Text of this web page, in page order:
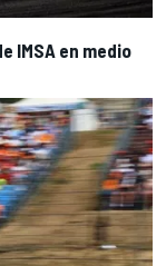
IMSA en medio